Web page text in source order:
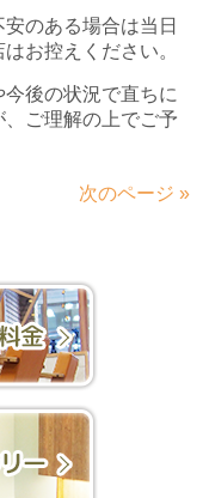
のある場合は当日
お控えください。
後の状況で直ちに
ご理解の上でご予
次のページ »